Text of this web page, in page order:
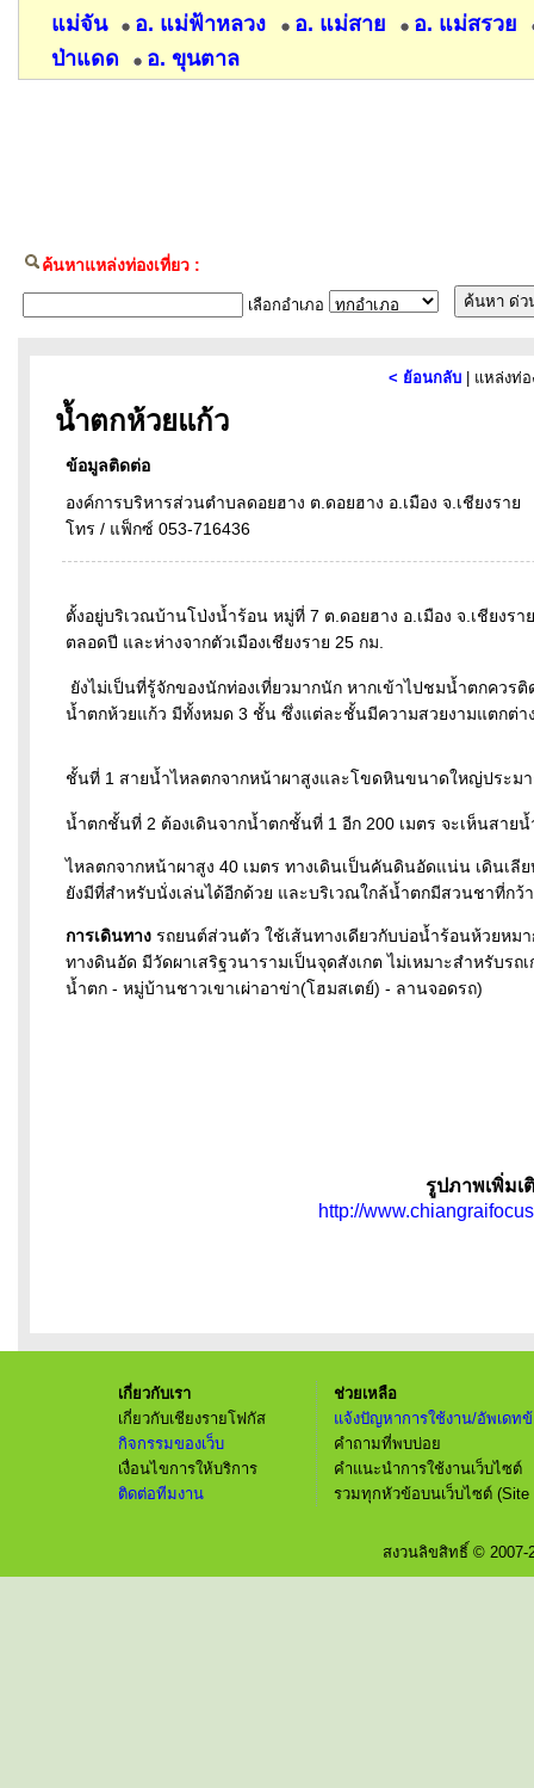
แม่จัน
อ. แม่ฟ้าหลวง อ. แม่สาย
อ. แม่สรวย
ป่าแดด
อ. ขุนตาล
ค้นหาแหล่งท่องเที่ยว :
เลือกอำเภอ
< ย้อนกลับ | แหล่งท่
น้ำตกห้วยแก้ว
ข้อมูลติดต่อ
องค์การบริหารส่วนตำบลดอยฮาง ต.ดอยฮาง อ.เมือง จ.เชียงราย
โทร / แฟ็กซ์ 053-716436
ตั้งอยู่บริเวณบ้านโป่งน้ำร้อน หมู่ที่ 7 ต.ดอยฮาง อ.เมือง จ.เชียง
ตลอดปี และห่างจากตัวเมืองเชียงราย 25 กม.
ยังไม่เป็นที่รู้จักของนักท่องเที่ยวมากนัก หากเข้าไปชมน้ำตกควร
น้ำตกห้วยแก้ว มีทั้งหมด 3 ชั้น ซึ่งแต่ละชั้นมีความสวยงามแตกต่า
ชั้นที่ 1 สายน้ำไหลตกจากหน้าผาสูงและโขดหินขนาดใหญ่ประมา
น้ำตกชั้นที่ 2 ต้องเดินจากน้ำตกชั้นที่ 1 อีก 200 เมตร จะเห็นสายน้
ไหลตกจากหน้าผาสูง 40 เมตร ทางเดินเป็นคันดินอัดแน่น เดินเ
ยังมีที่สำหรับนั่งเล่นได้อีกด้วย และบริเวณใกล้น้ำตกมีสวนชาที่ก
การเดินทางรถยนต์ส่วนตัว ใช้เส้นทางเดียวกับบ่อน้ำร้อนห้วยหม
ทางดินอัด มีวัดผาเสริฐวนารามเป็นจุดสังเกต ไม่เหมาะสำหรับร
น้ำตก - หมู่บ้านชาวเขาเผ่าอาข่า(โฮมสเตย์) - ลานจอดรถ)
รูปภาพเพิ่ม
http://
เกี่ยวกับเรา
เกี่ยวกับเชียงรายโฟกัส
กิจกรรมของเว็บ
เงื่อนไขการให้บริการ
ติดต่อทีมงาน
ช่วยเหลือ
แจ้งปัญหาการใช้งาน/อัพเดท
คำถามที่พบบ่อย
คำแนะนำการใช้งานเว็บไซต์
รวมทุกหัวข้อบนเว็บไซต์ (Site
สงวนลิขสิทธิ์ © 2007-